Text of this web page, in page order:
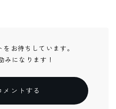
お待ちしています。
みになります！
メントする